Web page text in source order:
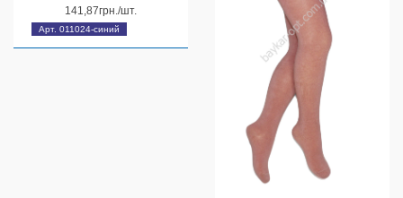
Арт. 011024-синий
141,87грн./шт.